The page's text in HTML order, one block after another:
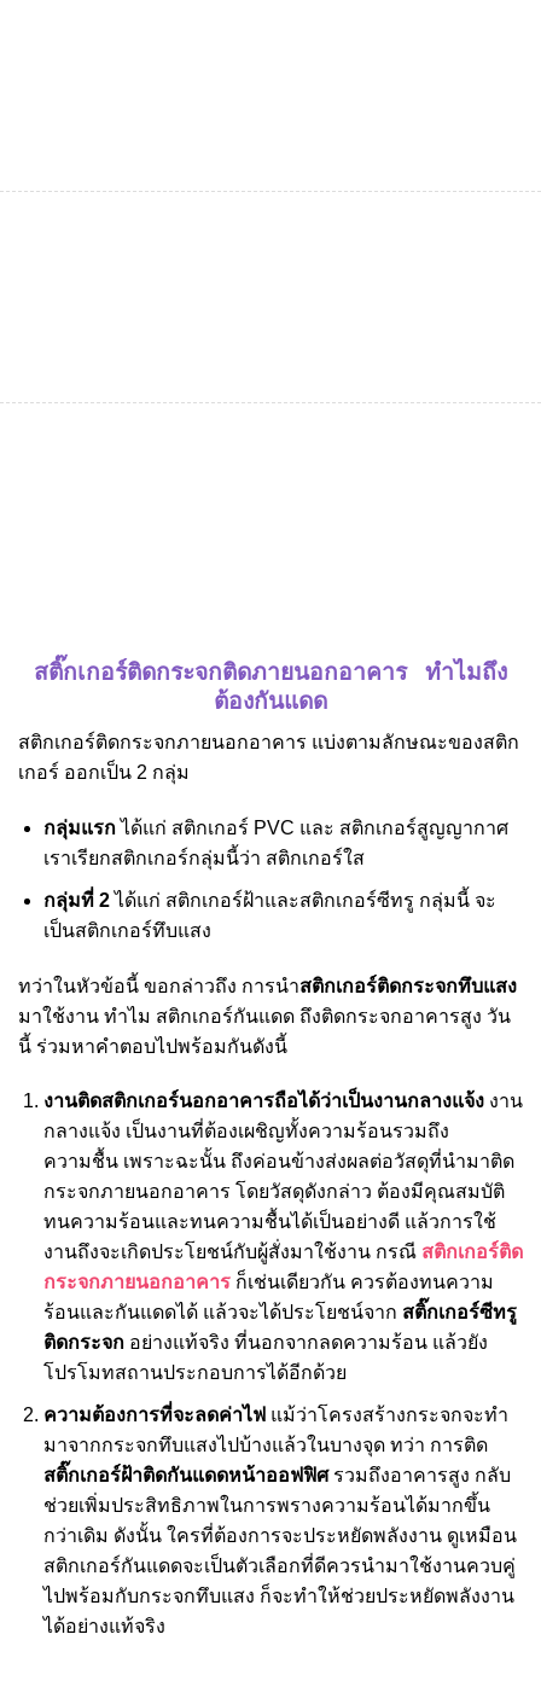
สติ๊กเกอร์ติดกระจกติดภายนอกอาคาร ทำไมถึง
ต้องกันแดด
สติกเกอร์ติดกระจกภายนอกอาคาร แบ่งตามลักษณะของสติก
เกอร์ ออกเป็น 2 กลุ่ม
กลุ่มแรกได้แก่ สติกเกอร์ PVC และ สติกเกอร์สูญญากาศ
เราเรียกสติกเกอร์กลุ่มนี้ว่า สติกเกอร์ใส
กลุ่มที่ 2ได้แก่ สติกเกอร์ฝ้าและสติกเกอร์ซีทรู กลุ่มนี้ จะ
เป็นสติกเกอร์ทึบแสง
ทว่าในหัวข้อนี้ ขอกล่าวถึง การนำสติกเกอร์ติดกระจกทึบแสง
มาใช้งาน ทำไม สติกเกอร์กันแดด ถึงติดกระจกอาคารสูง วัน
นี้ ร่วมหาคำตอบไปพร้อมกันดังนี้
งานติดสติกเกอร์นอกอาคารถือได้ว่าเป็นงานกลางแจ้ง งาน
กลางแจ้ง เป็นงานที่ต้องเผชิญทั้งความร้อนรวมถึง
ความชื้น เพราะฉะนั้น ถึงค่อนข้างส่งผลต่อวัสดุที่นำมาติด
กระจกภายนอกอาคาร โดยวัสดุดังกล่าว ต้องมีคุณสมบัติ
ทนความร้อนและทนความชื้นได้เป็นอย่างดี แล้วการใช้
งานถึงจะเกิดประโยชน์กับผู้สั่งมาใช้งาน กรณี สติกเกอร์ติด
กระจกภายนอกอาคารก็เช่นเดียวกัน ควรต้องทนความ
ร้อนและกันแดดได้ แล้วจะได้ประโยชน์จาก สติ๊กเกอร์ซีทรู
ติดกระจก อย่างแท้จริง ที่นอกจากลดความร้อน แล้วยัง
โปรโมทสถานประกอบการได้อีกด้วย
ความต้องการที่จะลดค่าไฟ แม้ว่าโครงสร้างกระจกจะทำ
มาจากกระจกทึบแสงไปบ้างแล้วในบางจุด ทว่า การติด
สติ๊กเกอร์ฝ้าติดกันแดดหน้าออฟฟิศ รวมถึงอาคารสูง กลับ
ช่วยเพิ่มประสิทธิภาพในการพรางความร้อนได้มากขึ้น
กว่าเดิม ดังนั้น ใครที่ต้องการจะประหยัดพลังงาน ดูเหมือน
สติกเกอร์กันแดดจะเป็นตัวเลือกที่ดีควรนำมาใช้งานควบคู่
ไปพร้อมกับกระจกทึบแสง ก็จะทำให้ช่วยประหยัดพลังงาน
ได้อย่างแท้จริง